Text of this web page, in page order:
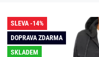
SLEVA -14%
DOPRAVA ZDARMA
SKLADEM